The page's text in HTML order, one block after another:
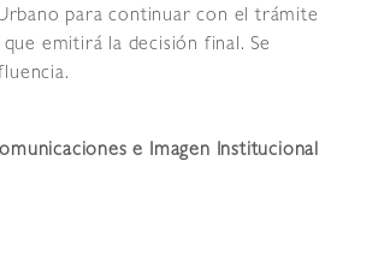
para continuar con el trámite
emitirá la decisión final. Se
e Imagen Institucional